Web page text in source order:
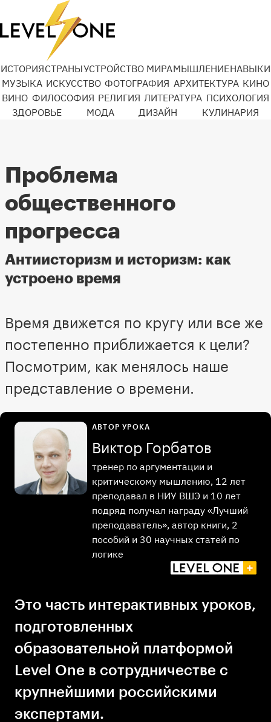
ИСТОРИЯСТРАНЫУСТРОЙСТВО МИРАМЫШЛЕНИЕНАВЫКИ
МУЗЫКА ИСКУССТВО ФОТОГРАФИЯ АРХИТЕКТУРА КИНО
ВИНО ФИЛОСОФИЯ РЕЛИГИЯ ЛИТЕРАТУРА ПСИХОЛОГИЯ
ЗДОРОВЬЕ
МОДА ДИЗАЙН КУЛИНАРИЯ
Проблема
общественного
прогресса
Антиисторизм и историзм: как
устроено время
Время движется по кругу или все же
постепенно приближается к цели?
Посмотрим, как менялось наше
представление о времени.
Это часть интерактивных уроков,
подготовленных
образовательной платформой
Level One в сотрудничестве с
крупнейшими российскими
экспертами.
АВТОР УРОКА
Виктор Горбатов
тренер по аргументации и
критическому мышлению, 12 лет
преподавал в НИУ ВШЭ и 10 лет
подряд получал награду «Лучший
преподаватель», автор книги, 2
пособий и 30 научных статей по
логике